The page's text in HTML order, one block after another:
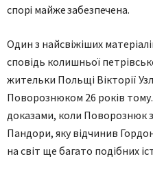
спорі майже забезпечена.
Один з найсвіжіших
сповідь колишньої
жительки Польщі Вікторії
Поворознюком 26 років
доказами, коли Поворознюк
Пандори, яку відчинив
на світ ще багато подібних